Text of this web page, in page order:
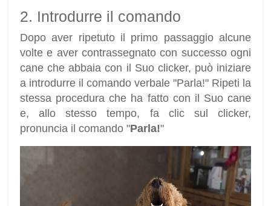
2. Introdurre il comando
Dopo aver ripetuto il primo passaggio alcune
volte e aver contrassegnato con successo ogni
cane che abbaia con il Suo clicker, può iniziare
a introdurre il comando verbale "Parla!" Ripeti la
stessa procedura che ha fatto con il Suo cane
e, allo stesso tempo, fa clic sul clicker,
pronuncia il comando "Parla!"